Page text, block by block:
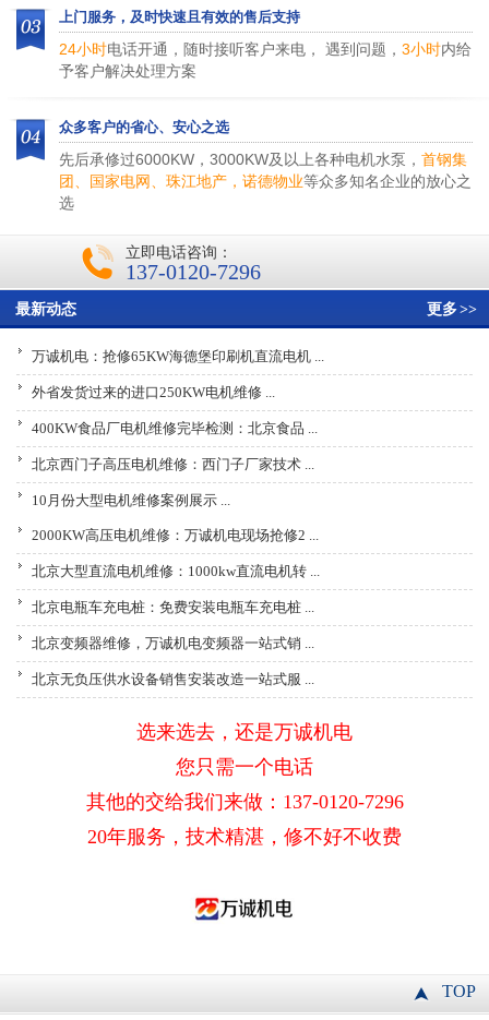
上门服务，及时快速且有效的售后支持
24小时电话开通，随时接听客户来电， 遇到问题， 3小时内给
予客户解决处理方案
众多客户的省心、安心之选
先后承修过6000KW，3000KW及以上各种电机水泵， 首钢集
团、国家电网、珠江地产，诺德物业等众多知名企业的放心之
选
立即电话咨询：
137-0120-7296
更多>>
最新动态
万诚机电：抢修65KW海德堡印刷机直流电机 ...
外省发货过来的进口250KW电机维修 ...
400KW食品厂电机维修完毕检测：北京食品 ...
北京西门子高压电机维修：西门子厂家技术 ...
10月份大型电机维修案例展示 ...
2000KW高压电机维修：万诚机电现场抢修2 ...
北京大型直流电机维修：1000kw直流电机转 ...
北京电瓶车充电桩：免费安装电瓶车充电桩 ...
北京变频器维修，万诚机电变频器一站式销 ...
北京无负压供水设备销售安装改造一站式服 ...
选来选去，还是万诚机电
您只需一个电话
其他的交给我们来做：137-0120-7296
20年服务，技术精湛，修不好不收费
TOP